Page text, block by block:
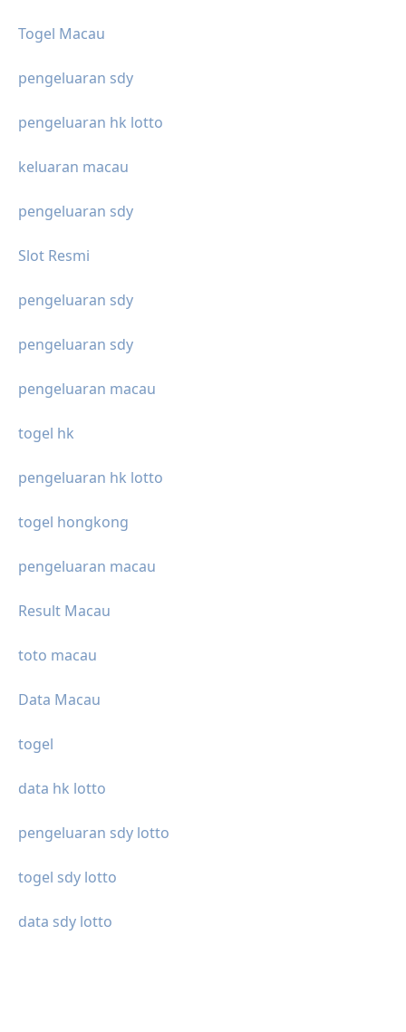
Togel Macau
pengeluaran sdy
pengeluaran hk lotto
keluaran macau
pengeluaran sdy
Slot Resmi
pengeluaran sdy
pengeluaran sdy
pengeluaran macau
togel hk
pengeluaran hk lotto
togel hongkong
pengeluaran macau
Result Macau
toto macau
Data Macau
togel
data hk lotto
pengeluaran sdy lotto
togel sdy lotto
data sdy lotto